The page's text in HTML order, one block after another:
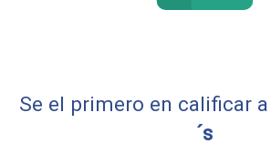
Se el primero en calificar a
´s